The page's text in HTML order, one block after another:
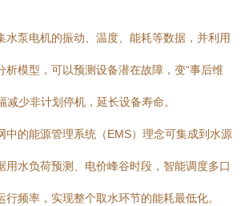
水泵电机的振动、温度、能耗等数据，并利用
析模型，可以预测设备潜在故障，变“事后维
减少非计划停机，延长设备寿命。
中的能源管理系统（EMS）理念可集成到水源
用水负荷预测、电价峰谷时段，智能调度多口
频率，实现整个取水环节的能耗最低化。